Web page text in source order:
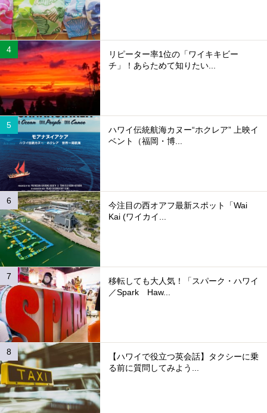
リピーター率1位の「ワイキキビー
チ」！あらためて知りたい...
ハワイ伝統航海カヌー“ホクレア” 上映イ
ベント（福岡・博...
今注目の西オアフ最新スポット「Wai
Kai (ワイカイ...
移転しても大人気！「スパーク・ハワイ
／Spark Haw...
【ハワイで役立つ英会話】タクシーに乗
る前に質問してみよう...